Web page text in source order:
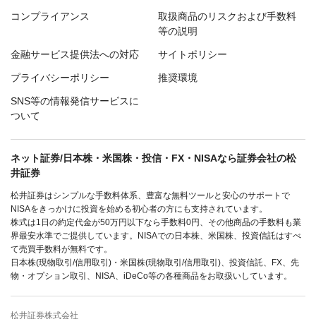
コンプライアンス
取扱商品のリスクおよび手数料
等の説明
金融サービス提供法への対応 サイトポリシー
プライバシーポリシー 推奨環境
SNS等の情報発信サービスに
ついて
ネット証券/日本株・米国株・投信・FX・NISAなら証券会社の松
井証券
松井証券はシンプルな手数料体系、豊富な無料ツールと安心のサポートで
NISAをきっかけに投資を始める初心者の方にも支持されています。
株式は1日の約定代金が50万円以下なら手数料0円、その他商品の手数料も業
界最安水準でご提供しています。NISAでの日本株、米国株、投資信託はすべ
て売買手数料が無料です。
日本株(現物取引/信用取引)・米国株(現物取引/信用取引)、投資信託、FX、先
物・オプション取引、NISA、iDeCo等の各種商品をお取扱いしています。
松井証券株式会社